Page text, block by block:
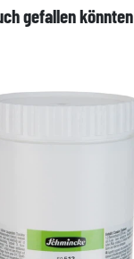
gefallen könnten